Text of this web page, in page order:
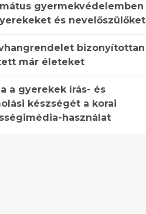
gyermekvédelemben
és nevelőszülőket
bizonyítottan
már életeket
a gyerekek írás- és
készségét a korai
használat